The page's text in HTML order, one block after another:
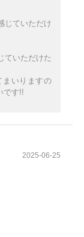
じていただけ
ていただけた
まいりますの
です!!
2025-06-25